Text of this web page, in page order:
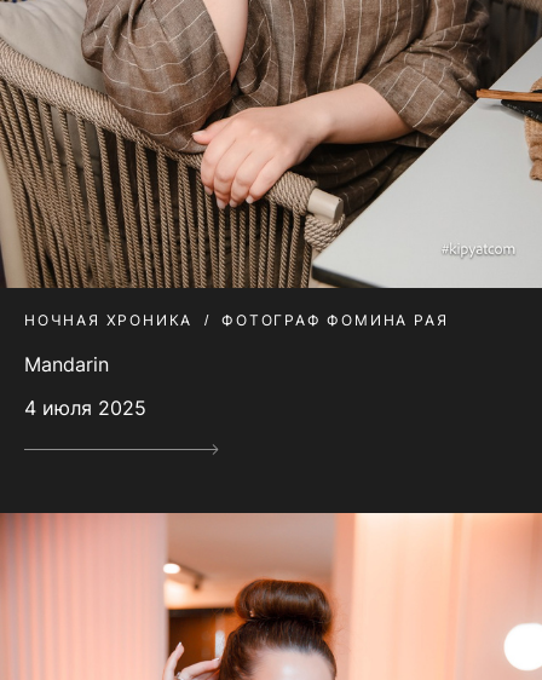
НОЧНАЯ ХРОНИКА ФОТОГРАФ ФОМИНА РАЯ
Mandarin
4 июля 2025